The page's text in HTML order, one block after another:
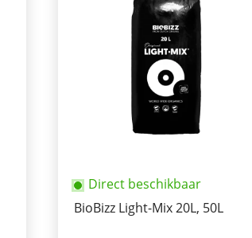
Direct beschikbaar
BioBizz Light-Mix 20L, 50L